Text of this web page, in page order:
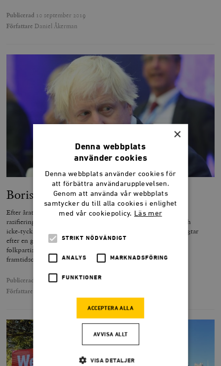
Publicerad 10 september 2019
Författare Daniel Åkerman
Boris Johnson är här för att stanna
Efter åratal av åsiktskorridorer, intersektionell genuspolitik,
rasifieringsdebatter, trendiga och räddhågsna friskrivningar och
icke-tyckanden i svensk politik så är det inte utan att man längtar
efter en glad liberal. Och då menar jag inte en uppsluppen
folkpartist, om nu någon sett en sådan, utan en
framtidsoptimistisk marknadsliberal.
Publicerad
27 juli 2019
Författare
×
Denna webbplats
använder cookies
Denna webbplats använder cookies för
att förbättra användarupplevelsen.
Genom att använda vår webbplats
samtycker du till alla cookies i enlighet
med vår cookiepolicy. Läs mer
STRIKT NÖDVÄNDIGT
ANALYS MARKNADSFÖRING
FUNKTIONER
ACCEPTERA ALLA
AVVISA ALLT
VISA DETALJER